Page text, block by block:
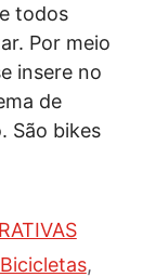
todos
Por meio
insere no
de
São bikes
Bicicletas,